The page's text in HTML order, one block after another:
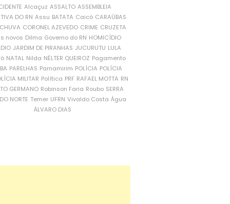
Alcaçuz ASSALTO ASSEMBLEIA
DO RN Assu BATATA Caicó CARAÚBAS
CORONEL AZEVEDO CRIME CRUZETA
novos Dilma Governo do RN HOMICÍDIO
JARDIM DE PIRANHAS JUCURUTU LULA
NATAL Nilda NÉLTER QUEIROZ Pagamento
PARELHAS Parnamirim POLÍCIA POLÍCIA
MILITAR Política PRF RAFAEL MOTTA RN
GERMANO Robinson Faria Roubo SERRA
NORTE Temer UFRN Vivaldo Costa Água
ÁLVARO DIAS